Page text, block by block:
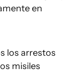
en
los arrestos
misiles